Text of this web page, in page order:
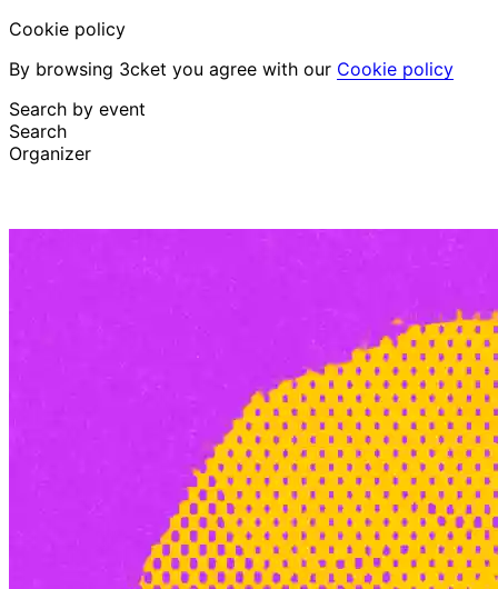
Cookie policy
By browsing 3cket you agree with our Cookie policy
Search by event
Search
Organizer
English